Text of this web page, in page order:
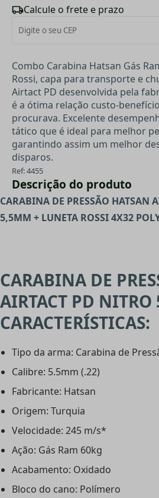
Calcule o frete e prazo
Combo Carabina Hatsan Gás
Rossi, capa para transporte e
Airtact PD desenvolvida pela
é a ótima relação custo-
procurava. Excelente
tático que é ideal para melhor
garantindo assim um melhor
disparos.
Ref: 4455
Descrição do produto
CARABINA DE PRESSÃO HATSAN
5,5MM + LUNETA ROSSI 4X32
CARABINA DE
AIRTACT PD
CARACTERÍSTICAS:
Tipo da arma: Carabina de
Calibre: 5.5mm (.22)
Fabricante: Hatsan
Origem: Turquia
Velocidade: 245 m/s*
Ação: Gás Ram 60kg
Acabamento: Oxidado
Bloco do cano: Polímero